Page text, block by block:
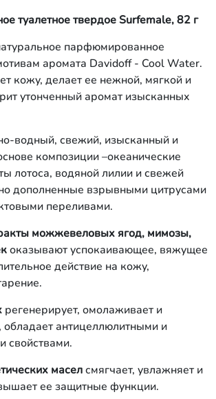
туалетное твердое Surfemale, 82 г
парфюмированное
аромата Davidoff - Cool Water.
кожу, делает ее нежной, мягкой и
утонченный аромат изысканных
водный, свежий, изысканный и
композиции –океанические
лотоса, водяной лилии и свежей
дополненные взрывными цитрусами
переливами.
можжевеловых ягод, мимозы,
оказывают успокаивающее, вяжущее
действие на кожу,
регенерирует, омолаживает и
обладает антицеллюлитными и
свойствами.
масел смягчает, увлажняет и
ее защитные функции.